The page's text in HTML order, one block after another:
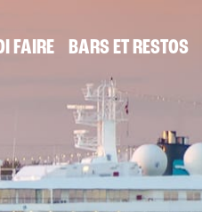
FAIRE BARS ET RESTOS